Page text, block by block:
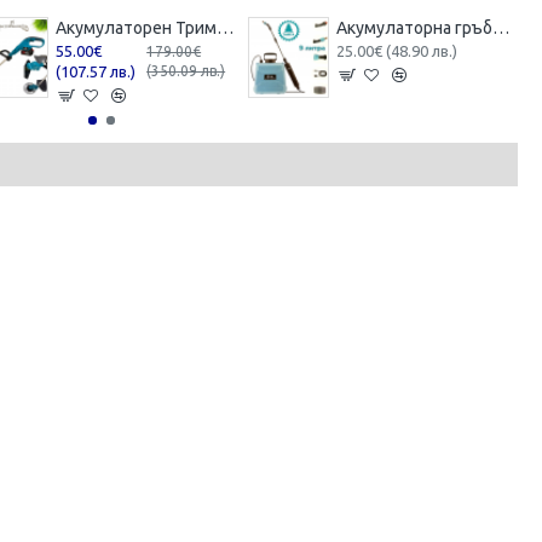
Акумулаторен Тример за Трева с Корда 36V 8,0AH с 2 батерии 26 см Професионален
55.00€
(107.57 лв.)
179.00€
(350.09 лв.)
Акумулаторна гръбна пръскачка 9 литра
25.00€ (48.90 лв.)